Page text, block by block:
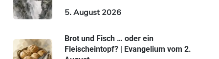
5. August 2026
Brot und Fisch … oder ein
Fleischeintopf? | Evangelium vom 2.